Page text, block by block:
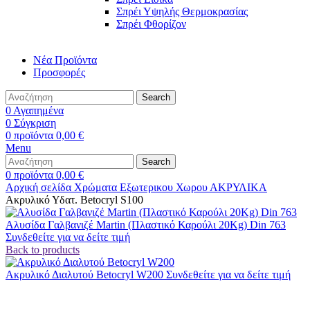
Σπρέι Υψηλής Θερμοκρασίας
Σπρέι Φθορίζον
Νέα Προϊόντα
Προσφορές
Search
0 Αγαπημένα
0 Σύγκριση
0 προϊόντα 0,00 €
Menu
Search
0 προϊόντα 0,00 €
Αρχική σελίδα Χρώματα Εξωτερικου Χωρου ΑΚΡΥΛΙΚΑ
Ακρυλικό Υδατ. Betocryl S100
Αλυσίδα Γαλβανιζέ Martin (Πλαστικό Καρούλι 20Kg) Din 763
Συνδεθείτε για να δείτε τιμή
Back to products
Ακρυλικό Διαλυτού Betocryl W200 Συνδεθείτε για να δείτε τιμή